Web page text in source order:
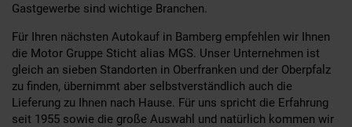
Gastgewerbe sind wichtige Branchen.
Für Ihren nächsten Autokauf in Bamberg empfehlen wir Ihnen
die Motor Gruppe Sticht alias MGS. Unser Unternehmen ist
gleich an sieben Standorten in Oberfranken und der Oberpfalz
zu finden, übernimmt aber selbstverständlich auch die
Lieferung zu Ihnen nach Hause. Für uns spricht die Erfahrung
seit 1955 sowie die große Auswahl und natürlich kommen wir